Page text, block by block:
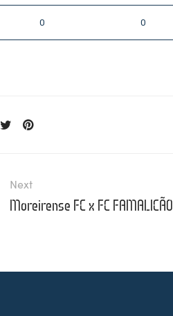
0 0
Next
Moreirense FC x FC FAMALICÃO